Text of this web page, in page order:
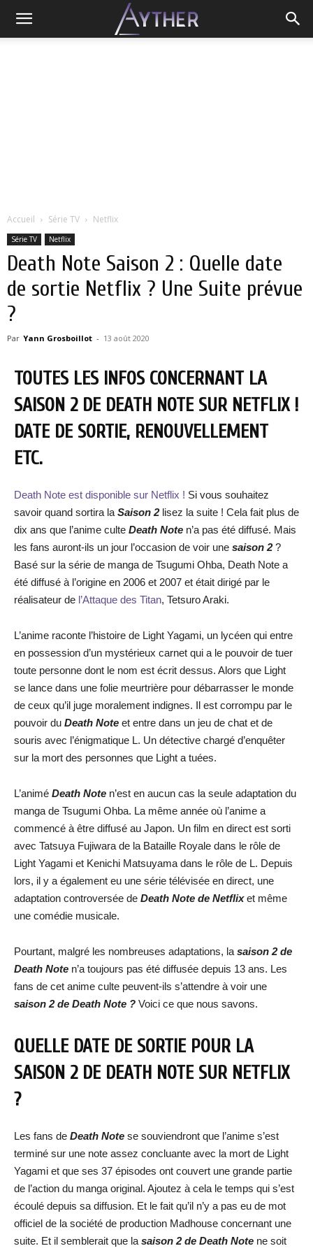
Accueil Série TV Netflix
Série TV Netflix
Death Note Saison 2 : Quelle date
de sortie Netflix ? Une Suite prévue
?
Par Yann Grosboillot - 13 août 2020
TOUTES LES INFOS CONCERNANT LA
SAISON 2 DE DEATH NOTE SUR NETFLIX !
DATE DE SORTIE, RENOUVELLEMENT
ETC.
Death Note est disponible sur Netflix ! Si vous souhaitez
savoir quand sortira la Saison 2lisez la suite ! Cela fait plus de
dix ans que l’anime culte Death Note n’a pas été diffusé. Mais
les fans auront-ils un jour l’occasion de voir une saison 2?
Basé sur la série de manga de Tsugumi Ohba, Death Note a
été diffusé à l’origine en 2006 et 2007 et était dirigé par le
réalisateur de l’Attaque des Titan, Tetsuro Araki.
L’anime raconte l’histoire de Light Yagami, un lycéen qui entre
en possession d’un mystérieux carnet qui a le pouvoir de tuer
toute personne dont le nom est écrit dessus. Alors que Light
se lance dans une folie meurtrière pour débarrasser le monde
de ceux qu’il juge moralement indignes. Il est corrompu par le
pouvoir du Death Note et entre dans un jeu de chat et de
souris avec l’énigmatique L. Un détective chargé d’enquêter
sur la mort des personnes que Light a tuées.
L’animé Death Note n’est en aucun cas la seule adaptation du
manga de Tsugumi Ohba. La même année où l’anime a
commencé à être diffusé au Japon. Un film en direct est sorti
avec Tatsuya Fujiwara de la Bataille Royale dans le rôle de
Light Yagami et Kenichi Matsuyama dans le rôle de L. Depuis
lors, il y a également eu une série télévisée en direct, une
adaptation controversée de Death Note de Netflixet même
une comédie musicale.
Pourtant, malgré les nombreuses adaptations, la saison 2 de
Death Note n’a toujours pas été diffusée depuis 13 ans. Les
fans de cet anime culte peuvent-ils s’attendre à voir une
saison 2 de Death Note ? Voici ce que nous savons.
QUELLE DATE DE SORTIE POUR LA
SAISON 2 DE DEATH NOTE SUR NETFLIX
?
Les fans de Death Note se souviendront que l’anime s’est
terminé sur une note assez concluante avec la mort de Light
Yagami et que ses 37 épisodes ont couvert une grande partie
de l’action du manga original. Ajoutez à cela le temps qui s’est
écoulé depuis sa diffusion. Et le fait qu’il n’y a pas eu de mot
officiel de la société de production Madhouse concernant une
suite. Et il semblerait que la saison 2 de Death Note ne soit